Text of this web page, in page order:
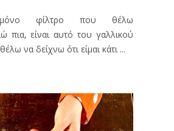
φίλτρο που θέλω
πια, είναι αυτό του γαλλικού
να δείχνω ότι είμαι κάτι ...